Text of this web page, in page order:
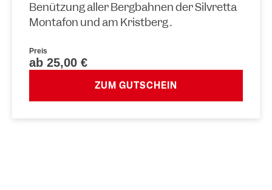
Benützung aller Bergbahnen der Silvretta
Montafon und am Kristberg .
Preis
ab 25,00 €
ZUM GUTSCHEIN